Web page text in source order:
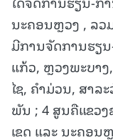
ນະຄອນຫຼວງ , ລ
ມີການຈັດການຮຽ
ແກ້ວ, ຫຼວງພະບາງ
ໄຊ, ຄໍາມ່ວນ, ສາລ
ພັນ ; 4 ສູນຄືແຂວງ
ເຂດ ແລະ ນະຄອນ